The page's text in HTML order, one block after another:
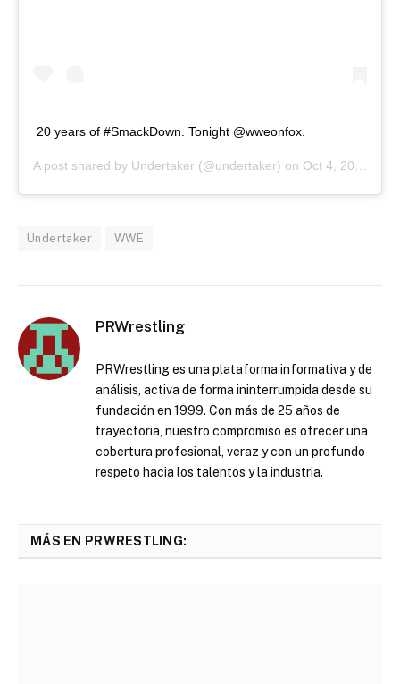
20 years of #SmackDown. Tonight @wweonfox.
A post shared by Undertaker (@undertaker) on Oct 4, 2019 at 11:32am PDT
Undertaker WWE
PRWrestling
PRWrestling es una plataforma informativa y de
análisis, activa de forma ininterrumpida desde su
fundación en 1999. Con más de 25 años de
trayectoria, nuestro compromiso es ofrecer una
cobertura profesional, veraz y con un profundo
respeto hacia los talentos y la industria.
MÁS EN PRWRESTLING: